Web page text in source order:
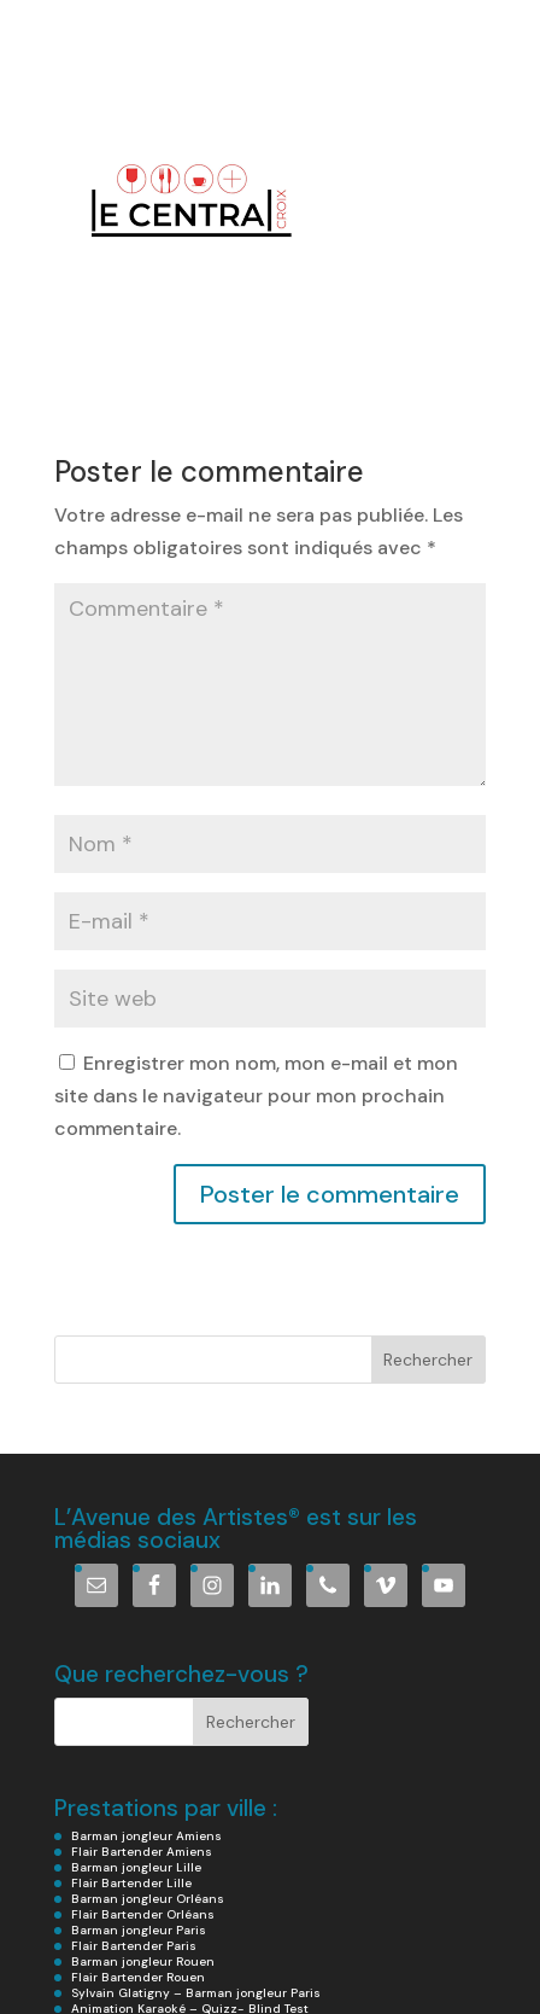
Poster le commentaire
Votre adresse e-mail ne sera pas publiée. Les
champs obligatoires sont indiqués avec *
Enregistrer mon nom, mon e-mail et mon
site dans le navigateur pour mon prochain
commentaire.
L’Avenue des Artistes® est sur les
médias sociaux
Que recherchez-vous ?
Prestations par ville :
Barman jongleur Amiens
Flair Bartender Amiens
Barman jongleur Lille
Flair Bartender Lille
Barman jongleur Orléans
Flair Bartender Orléans
Barman jongleur Paris
Flair Bartender Paris
Barman jongleur Rouen
Flair Bartender Rouen
Sylvain Glatigny – Barman jongleur Paris
Animation Karaoké – Quizz- Blind Test